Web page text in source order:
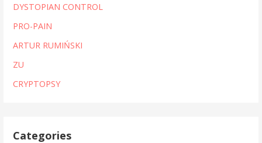
DYSTOPIAN CONTROL
PRO-PAIN
ARTUR RUMIŃSKI
ZU
CRYPTOPSY
Categories